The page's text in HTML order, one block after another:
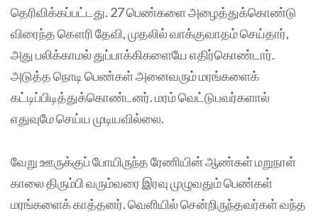
தெரிவிக்கப்பட்டது. 27 பெண்களை அழைத்துக்கொண்டு
விரைந்த கௌரி தேவி, முதலில் வாக்குவாதம் செய்தார்,
அது பலிக்காமல் துப்பாக்கிகளையே எதிர்கொண்டார்.
அடுத்த நொடி பெண்கள் அனைவரும் மரங்களைக்
கட்டிப்பிடித்துக்கொண்டனர். மரம் வெட்டுபவர்களால்
எதுவுமே செய்ய முடியவில்லை.
வேறு ஊருக்குப் போயிருந்த ரேணியின் ஆண்கள் மறுநாள்
காலை திரும்பி வரும்வரை இரவு முழுவதும் பெண்கள்
மரங்களைக் காத்தனர். வெளியில் சென்றிருந்தவர்கள் வந்த